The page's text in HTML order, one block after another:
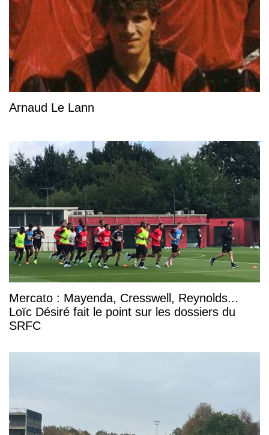
Arnaud Le Lann
Mercato : Mayenda, Cresswell, Reynolds...
Loïc Désiré fait le point sur les dossiers du
SRFC